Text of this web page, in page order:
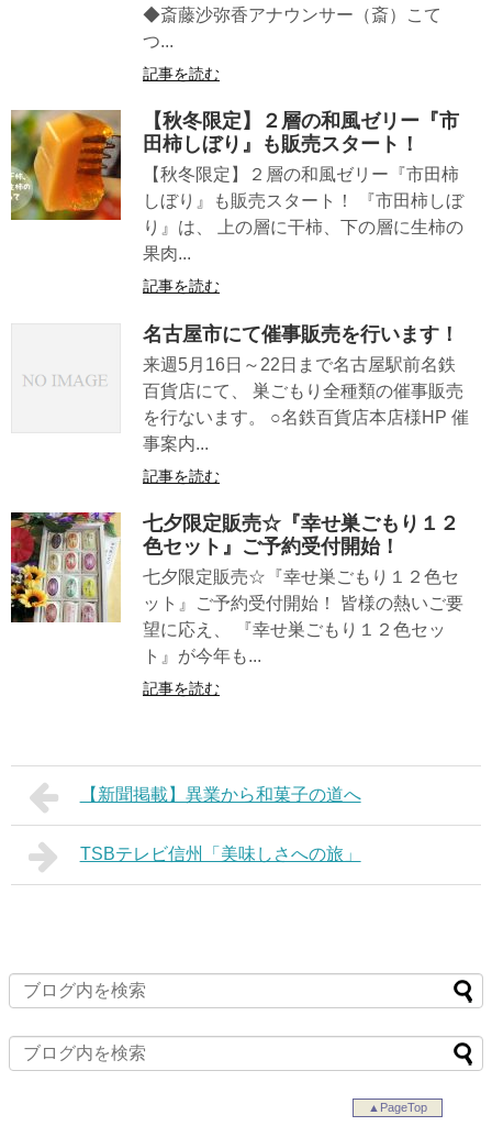
◆斎藤沙弥香アナウンサー（斎）こて
つ...
記事を読む
【秋冬限定】２層の和風ゼリー『市
田柿しぼり』も販売スタート！
【秋冬限定】２層の和風ゼリー『市田柿
しぼり』も販売スタート！ 『市田柿しぼ
り』は、 上の層に干柿、下の層に生柿の
果肉...
記事を読む
名古屋市にて催事販売を行います！
来週5月16日～22日まで名古屋駅前名鉄
百貨店にて、 巣ごもり全種類の催事販売
を行ないます。 ○名鉄百貨店本店様HP 催
事案内...
記事を読む
七夕限定販売☆『幸せ巣ごもり１２
色セット』ご予約受付開始！
七夕限定販売☆『幸せ巣ごもり１２色セ
ット』ご予約受付開始！ 皆様の熱いご要
望に応え、 『幸せ巣ごもり１２色セッ
ト』が今年も...
記事を読む
【新聞掲載】異業から和菓子の道へ
TSBテレビ信州「美味しさへの旅」
▲PageTop